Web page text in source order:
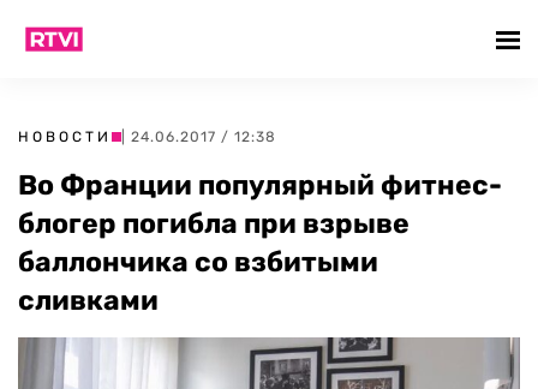
НОВОСТИ | 24.06.2017 / 12:38
Во Франции популярный фитнес-
блогер погибла при взрыве
баллончика со взбитыми
сливками